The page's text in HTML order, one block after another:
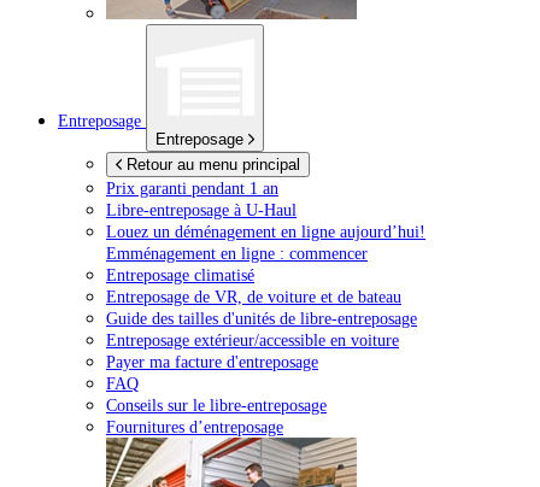
Entreposage
Entreposage
Retour au menu principal
Prix garanti pendant 1 an
Libre-entreposage à U-Haul
Louez un déménagement en ligne aujourd’hui!
Emménagement en ligne : commencer
Entreposage climatisé
Entreposage de VR, de voiture et de bateau
Guide des tailles d'unités de libre-entreposage
Entreposage extérieur/accessible en voiture
Payer ma facture d'entreposage
FAQ
Conseils sur le libre-entreposage
Fournitures d’entreposage